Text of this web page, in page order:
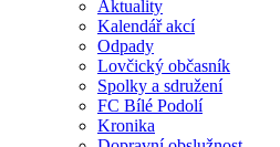
Aktuality
Kalendář akcí
Odpady
Lovčický občasník
Spolky a sdružení
FC Bílé Podolí
Kronika